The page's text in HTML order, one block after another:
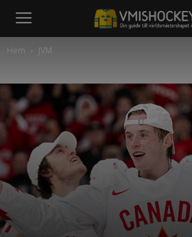
Hem JVM